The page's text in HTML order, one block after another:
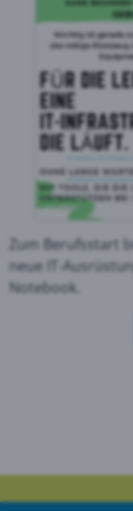
Zum Berufsstart
neue IT-
Notebook.